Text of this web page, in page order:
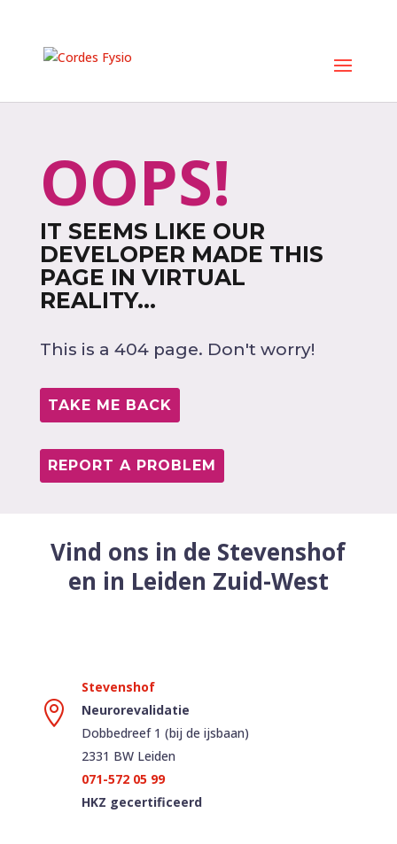
OOPS!
IT SEEMS LIKE OUR
DEVELOPER MADE THIS
PAGE IN VIRTUAL
REALITY...
This is a 404 page. Don't worry!
TAKE ME BACK
REPORT A PROBLEM
Vind ons in de Stevenshof
en in Leiden Zuid-West

Neurorevalidatie
Dobbedreef 1 (bij de ijsbaan)
2331 BW Leiden
071-572 05 99
HKZ gecertificeerd